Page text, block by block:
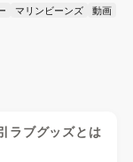
マリンビーンズ
動画
ラブグッズとは